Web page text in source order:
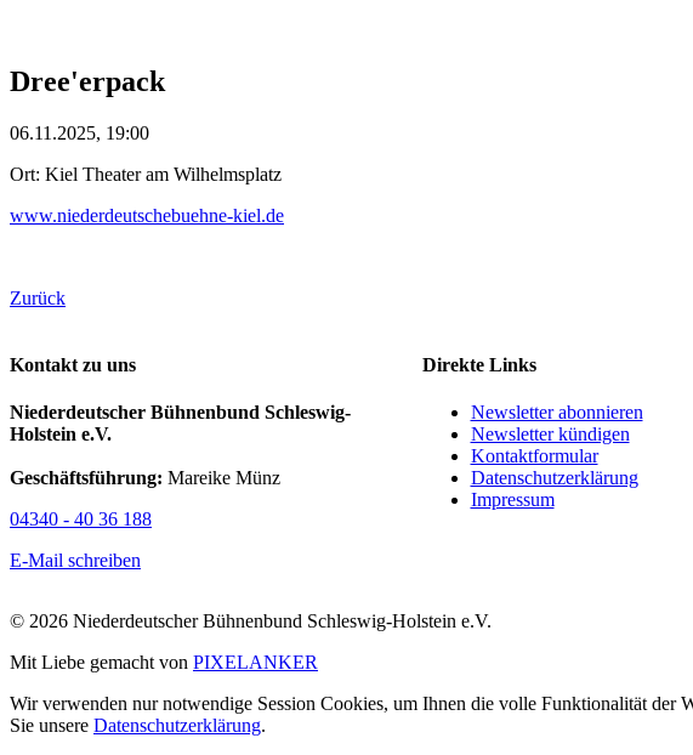
Dree'erpack
06.11.2025, 19:00
Ort: Kiel Theater am Wilhelmsplatz
www.niederdeutschebuehne-kiel.de
Zurück
Kontakt zu uns
Niederdeutscher Bühnenbund Schleswig-
Holstein e.V.
Geschäftsführung: Mareike Münz
04340 - 40 36 188
E-Mail schreiben
Direkte Links
Newsletter abonnieren
Newsletter kündigen
Kontaktformular
Datenschutzerklärung
Impressum
© 2026 Niederdeutscher Bühnenbund Schleswig-Holstein e.V.
Mit Liebe gemacht von PIXELANKER
Wir verwenden nur notwendige Session Cookies, um Ihnen die volle Funktionalität der
Sie unsere Datenschutzerklärung.